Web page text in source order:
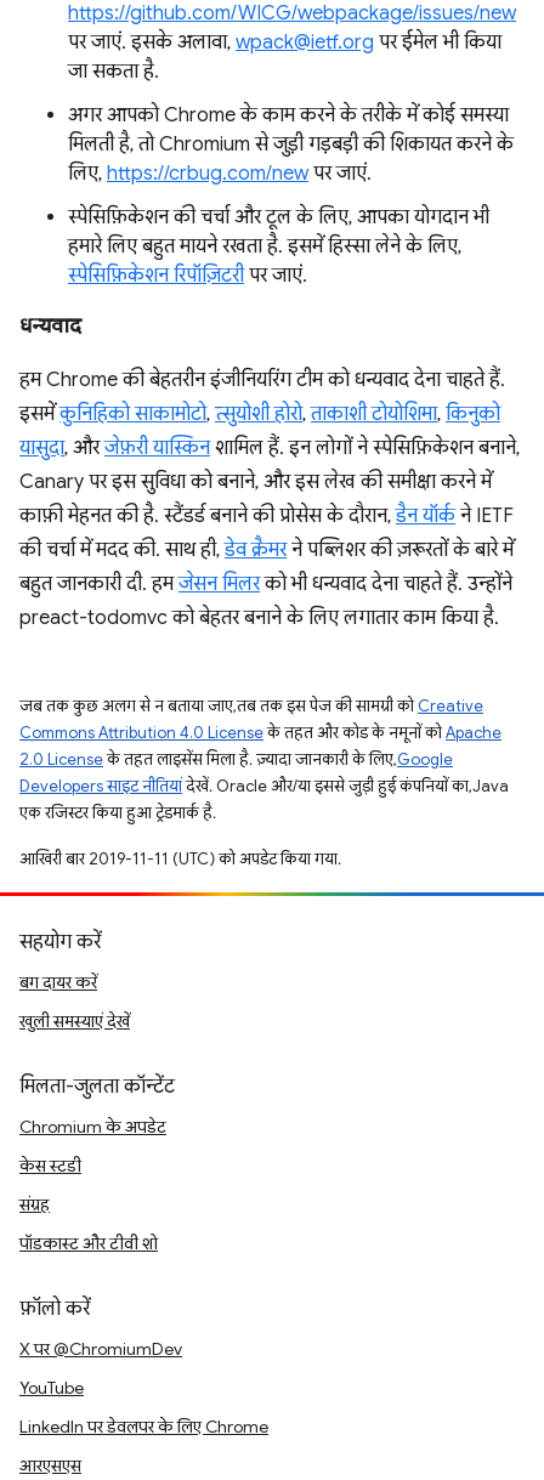
https://github.com/WICG/webpackage/issues/new
पर जाएं. इसके अलावा, wpack@ietf.org पर ईमेल भी किया
जा सकता है.
अगर आपको Chrome के काम करने के तरीके में कोई समस्या
मिलती है, तो Chromium से जुड़ी गड़बड़ी की शिकायत करने के
लिए, https://crbug.com/newपर जाएं.
स्पेसिफ़िकेशन की चर्चा और टूल के लिए, आपका योगदान भी
हमारे लिए बहुत मायने रखता है. इसमें हिस्सा लेने के लिए,
स्पेसिफ़िकेशन रिपॉज़िटरीपर जाएं.
धन्यवाद
हम Chrome की बेहतरीन इंजीनियरिंग टीम को धन्यवाद देना चाहते हैं.
इसमेंकुनिहिको साकामोटो, त्सुयोशी होरो,ताकाशी टोयोशिमा, किनुको
यासुदा, औरजेफ़री यास्किनशामिल हैं. इन लोगों ने स्पेसिफ़िकेशन बनाने,
Canary पर इस सुविधा को बनाने, और इस लेख की समीक्षा करने में
काफ़ी मेहनत की है. स्टैंडर्ड बनाने की प्रोसेस के दौरान,डैन यॉर्कने IETF
की चर्चा में मदद की. साथ ही,डेव क्रैमरने पब्लिशर की ज़रूरतों के बारे में
बहुत जानकारी दी. हमजेसन मिलरको भी धन्यवाद देना चाहते हैं. उन्होंने
preact-todomvc को बेहतर बनाने के लिए लगातार काम किया है.
जब तक कुछ अलग से न बताया जाए, तब तक इस पेज की सामग्री कोCreative
Commons Attribution 4.0 Licenseके तहत और कोड के नमूनों कोApache
2.0 Licenseके तहत लाइसेंस मिला है. ज़्यादा जानकारी के लिए,Google
Developers साइट नीतियांदेखें. Oracle और/या इससे जुड़ी हुई कंपनियों का, Java
एक रजिस्टर किया हुआ ट्रेडमार्क है.
आखिरी बार 2019-11-11 (UTC) को अपडेट किया गया.
सहयोग करें
बग दायर करें
खुली समस्याएं देखें
मिलता-जुलता कॉन्टेंट
Chromium के अपडेट
केस स्टडी
संग्रह
पॉडकास्ट और टीवी शो
फ़ॉलो करें
X पर @ChromiumDev
YouTube
LinkedIn पर डेवलपर के लिए Chrome
आरएसएस